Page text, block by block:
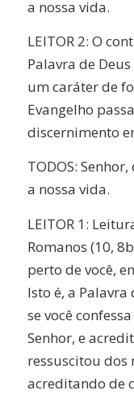
a nossa vida.
LEITOR 2: O
Palavra de
um caráter de
Evangelho
discernimento
TODOS:
a nossa vida.
LEITOR 1:
Romanos (10,
perto de você,
Isto é, a
se você
Senhor, e
ressuscitou dos
acreditando de